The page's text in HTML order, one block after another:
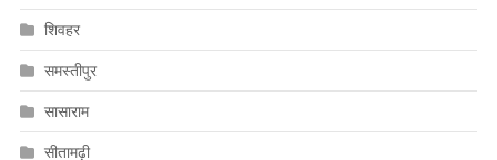
शिवहर
समस्तीपुर
सासाराम
सीतामढ़ी